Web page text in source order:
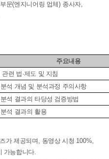
문(엔지니어링 업체) 종사자,
주요내용
관련 법·제도 및 지침
석 개념 및 분석과정 주의사항
석 결과의 타당성 검증방법
석 결과의 활용
가 제공되며, 동영상 시청 100%,
가능합니다.